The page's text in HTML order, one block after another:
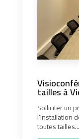
tailles à
Solliciter un
l’installation
toutes